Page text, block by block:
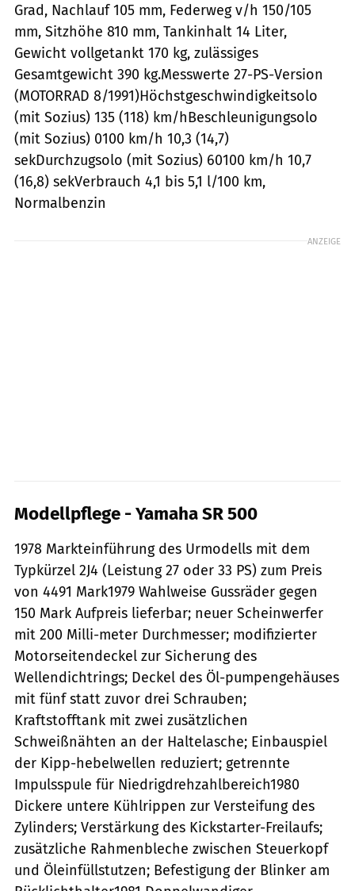
Grad, Nachlauf 105 mm, Federweg v/h 150/105
mm, Sitzhöhe 810 mm, Tankinhalt 14 Liter,
Gewicht vollgetankt 170 kg, zulässiges
Gesamtgewicht 390 kg.Messwerte 27-PS-Version
(MOTORRAD 8/1991)Höchstgeschwindigkeitsolo
(mit Sozius) 135 (118) km/hBeschleunigungsolo
(mit Sozius) 0100 km/h 10,3 (14,7)
sekDurchzugsolo (mit Sozius) 60100 km/h 10,7
(16,8) sekVerbrauch 4,1 bis 5,1 l/100 km,
Normalbenzin
ANZEIGE
Modellpflege - Yamaha SR 500
1978 Markteinführung des Urmodells mit dem
Typkürzel 2J4 (Leistung 27 oder 33 PS) zum Preis
von 4491 Mark1979 Wahlweise Gussräder gegen
150 Mark Aufpreis lieferbar; neuer Scheinwerfer
mit 200 Milli-meter Durchmesser; modifizierter
Motorseitendeckel zur Sicherung des
Wellendichtrings; Deckel des Öl-pumpengehäuses
mit fünf statt zuvor drei Schrauben;
Kraftstofftank mit zwei zusätzlichen
Schweißnähten an der Haltelasche; Einbauspiel
der Kipp-hebelwellen reduziert; getrennte
Impulsspule für Niedrigdrehzahlbereich1980
Dickere untere Kühlrippen zur Versteifung des
Zylinders; Verstärkung des Kickstarter-Freilaufs;
zusätzliche Rahmenbleche zwischen Steuerkopf
und Öleinfüllstutzen; Befestigung der Blinker am